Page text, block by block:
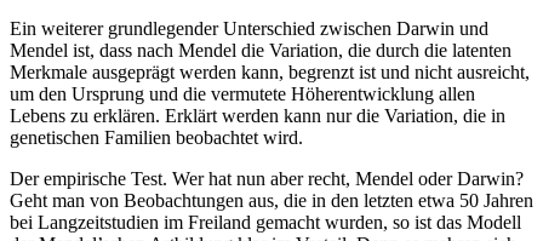
Ein weiterer grundlegender Unterschied zwischen Darwin und
Mendel ist, dass nach Mendel die Variation, die durch die latenten
Merkmale ausgeprägt werden kann, begrenzt ist und nicht ausreicht,
um den Ursprung und die vermutete Höherentwicklung allen
Lebens zu erklären. Erklärt werden kann nur die Variation, die in
genetischen Familien beobachtet wird.
Der empirische Test. Wer hat nun aber recht, Mendel oder Darwin?
Geht man von Beobachtungen aus, die in den letzten etwa 50 Jahren
bei Langzeitstudien im Freiland gemacht wurden, so ist das Modell